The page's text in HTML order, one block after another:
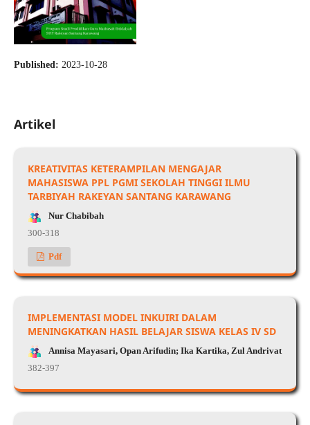
Published: 2023-10-28
Artikel
KREATIVITAS KETERAMPILAN MENGAJAR
MAHASISWA PPL PGMI SEKOLAH TINGGI ILMU
TARBIYAH RAKEYAN SANTANG KARAWANG
Nur Chabibah
300-318
Pdf
IMPLEMENTASI MODEL INKUIRI DALAM
MENINGKATKAN HASIL BELAJAR SISWA KELAS IV SD
Annisa Mayasari, Opan Arifudin; Ika Kartika, Zul Andrivat
382-397